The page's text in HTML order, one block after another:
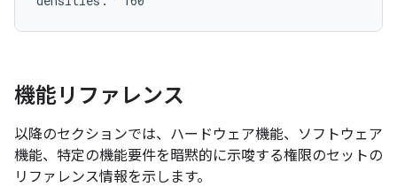
機能リファレンス
以降のセクションでは、ハードウェア機能、ソフトウェア
機能、特定の機能要件を暗黙的に示唆する権限のセットの
リファレンス情報を示します。